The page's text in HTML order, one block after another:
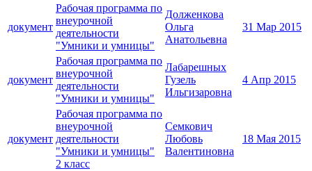
документ
Рабочая программа по
внеурочной
деятельности
"Умники и умницы"
Долженкова
Ольга
Анатольевна
31 Мар 2015
документ
Рабочая программа по
внеурочной
деятельности
"Умники и умницы"
Лабарешных
Гузель
Ильгизаровна
4 Апр 2015
документ
Рабочая программа по
внеурочной
деятельности
"Умники и умницы"
2 класс
Семкович
Любовь
Валентиновна
18 Мая 2015